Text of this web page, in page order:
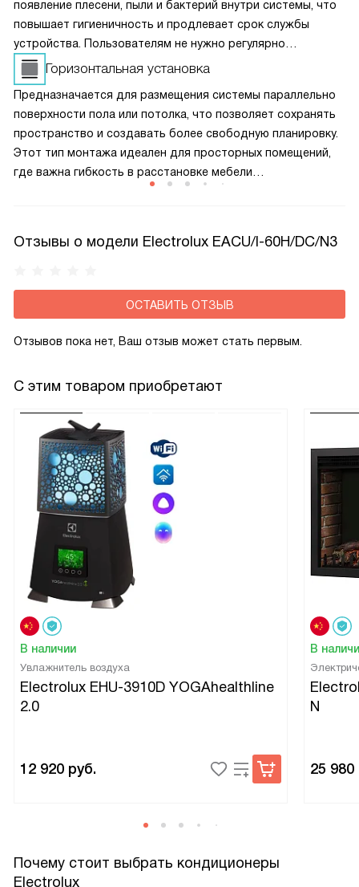
появление плесени, пыли и бактерий внутри системы, что
повышает гигиеничность и продлевает срок службы
устройства. Пользователям не нужно регулярно
проводить сложное обслуживание — техника сама
заботится о своей чистоте, оставаясь эффективной
и безопасной.
Горизонтальная установка
Предназначается для размещения системы параллельно
поверхности пола или потолка, что позволяет сохранять
пространство и создавать более свободную планировку.
Этот тип монтажа идеален для просторных помещений,
где важна гибкость в расстановке мебели
температуры.
Отзывы о модели Electrolux EACU/I-60H/DC/N3
ОСТАВИТЬ ОТЗЫВ
Отзывов пока нет, Ваш отзыв может стать первым.
С этим товаром приобретают
В наличии
Увлажнитель воздуха
Electrolux EHU-3910D YOGAhealthline
2.0
12 920 руб.
В
N
25 980
Почему стоит выбрать кондиционеры
Electrolux